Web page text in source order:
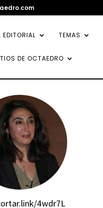
EDITORIAL TEMAS
DE OCTAEDRO
4wdr7L